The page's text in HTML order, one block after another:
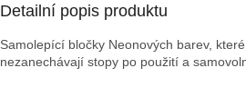
Detailní popis produktu
Samolepící bločky Neonových barev,
nezanechávají stopy po použití a